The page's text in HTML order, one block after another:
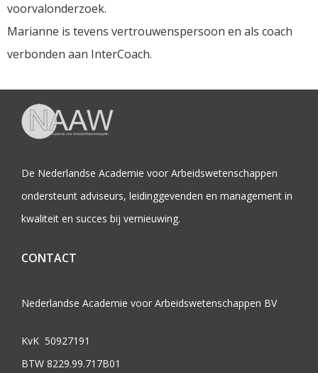
voorvalonderzoek.
Marianne is tevens vertrouwenspersoon en als coach
verbonden aan InterCoach.
De Nederlandse Academie voor Arbeidswetenschappen
ondersteunt adviseurs, leidinggevenden en management in
kwaliteit en succes bij vernieuwing.
CONTACT
Nederlandse Academie voor Arbeidswetenschappen BV
KvK 50927191
BTW 8229.99.717B01